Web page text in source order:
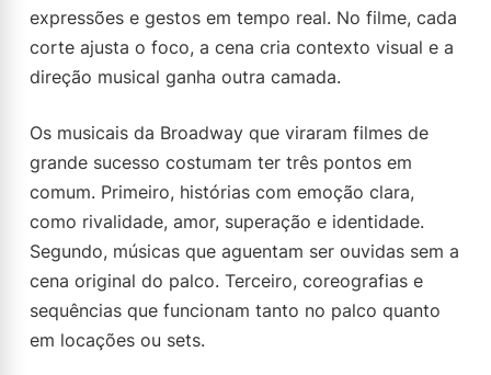
expressões e gestos em tempo real. No filme, cada
corte ajusta o foco, a cena cria contexto visual e a
direção musical ganha outra camada.
Os musicais da Broadway que viraram filmes de
grande sucesso costumam ter três pontos em
comum. Primeiro, histórias com emoção clara,
como rivalidade, amor, superação e identidade.
Segundo, músicas que aguentam ser ouvidas sem a
cena original do palco. Terceiro, coreografias e
sequências que funcionam tanto no palco quanto
em locações ou sets.